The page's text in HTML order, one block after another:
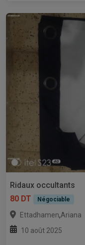
Ridaux occultants
80 DT
Négociable
Ettadhamen,Ariana
10 août 2025